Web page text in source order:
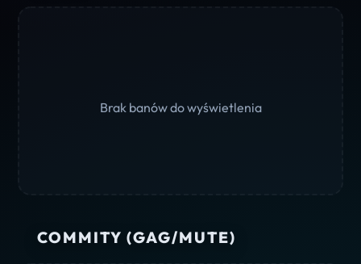
Brak banów do wyświetlenia
COMMITY (GAG/MUTE)